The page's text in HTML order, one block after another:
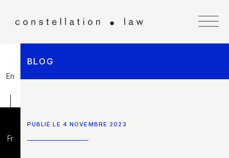
En
Fr
BLOG
PUBLIÉ LE 4 NOVEMBRE 2023